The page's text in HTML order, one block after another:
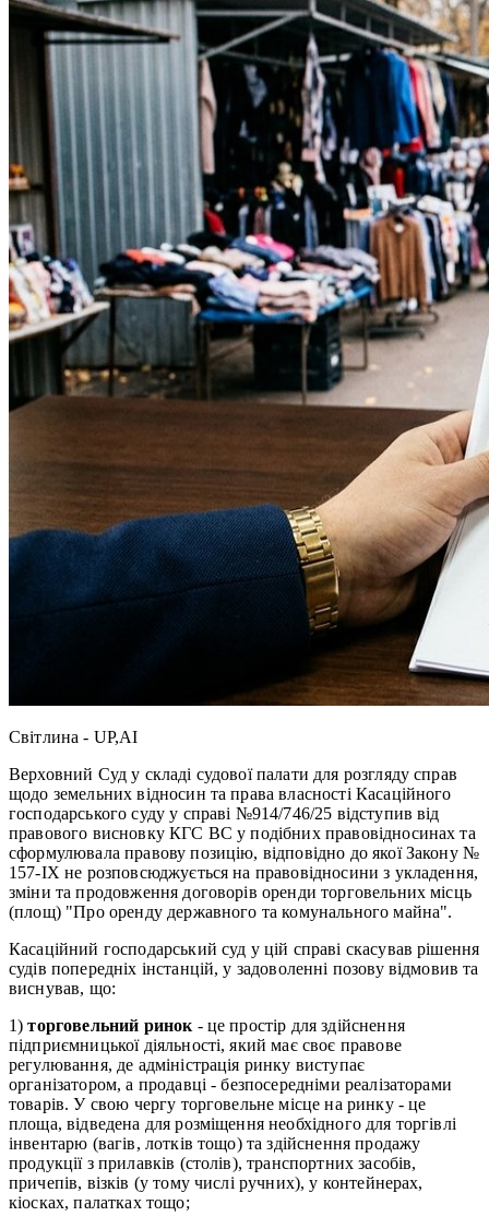
Світлина - UP,AI
Верховний Суд у складі судової палати для розгляду справ
щодо земельних відносин та права власності Касаційного
господарського суду у справі №914/746/25 відступив від
правового висновку КГС ВС у подібних правовідносинах та
сформулювала правову позицію, відповідно до якої Закону №
157-IX не розповсюджується на правовідносини з укладення,
зміни та продовження договорів оренди торговельних місць
(площ) "Про оренду державного та комунального майна".
Касаційний господарський суд у цій справі скасував рішення
судів попередніх інстанцій, у задоволенні позову відмовив та
виснував, що:
1)торговельний ринок - це простір для здійснення
підприємницької діяльності, який має своє правове
регулювання, де адміністрація ринку виступає
організатором, а продавці - безпосередніми реалізаторами
товарів. У свою чергу торговельне місце на ринку - це
площа, відведена для розміщення необхідного для торгівлі
інвентарю (вагів, лотків тощо) та здійснення продажу
продукції з прилавків (столів), транспортних засобів,
причепів, візків (у тому числі ручних), у контейнерах,
кіосках, палатках тощо;